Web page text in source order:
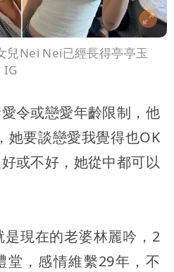
兒Nei Nei已經長得亭亭玉
IG
令或戀愛年齡限制，他
她要談戀愛我覺得也OK
或不好，她從中都可以
現在的老婆林麗吟，2
堂，感情維繫29年，不